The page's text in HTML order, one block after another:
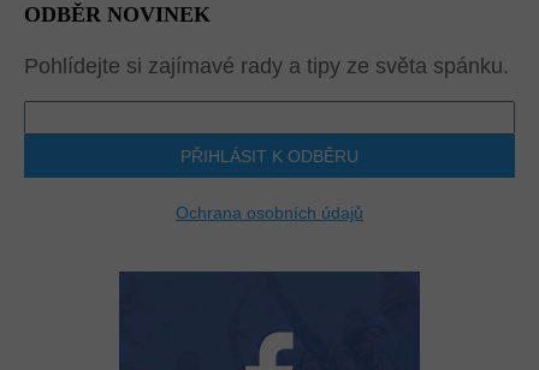
ODBĚR NOVINEK
Pohlídejte si zajímavé rady a tipy ze světa spánku.
PŘIHLÁSIT K ODBĚRU
Ochrana osobních údajů